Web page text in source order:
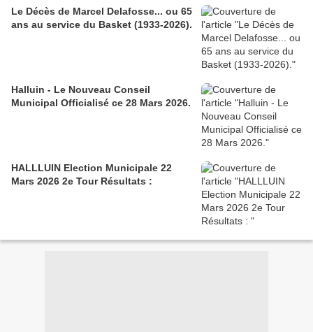
Le Décès de Marcel Delafosse... ou 65
ans au service du Basket (1933-2026).
Halluin - Le Nouveau Conseil
Municipal Officialisé ce 28 Mars 2026.
HALLLUIN Election Municipale 22
Mars 2026 2e Tour Résultats :